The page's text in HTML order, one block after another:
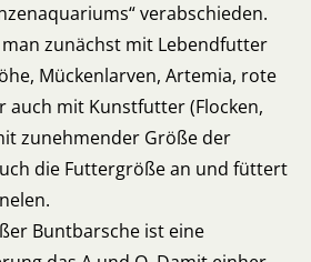
verabschieden.
zunächst mit Lebendfutter
Mückenlarven, Artemia, rote
auch mit Kunstfutter (Flocken,
zunehmender Größe der
die Futtergröße an und füttert
Buntbarsche ist eine